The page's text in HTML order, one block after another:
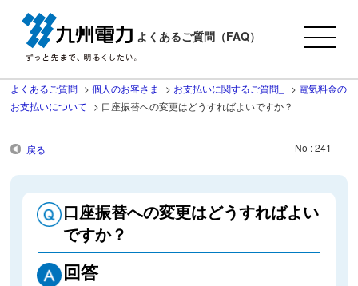
よくあるご質問（FAQ）
よくあるご質問 >個人のお客さま > お支払いに関するご質問_ > 電気料金の
お支払いについて > 口座振替への変更はどうすればよいですか？
戻る No : 241
口座振替への変更はどうすればよい
ですか？
回答